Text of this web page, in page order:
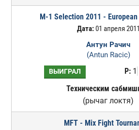
M-1 Selection 2011 -
Дата:01 апреля 2011
Антун Рачич
(Antun Racic)
ВЫИГРАЛ Р:1
Техническим
(рычаг локтя)
MFT - Mix Fight